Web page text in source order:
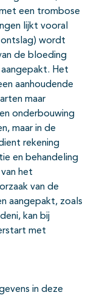
een trombose
lijkt vooral
ontslag) wordt
de bloeding
Het
aanhoudende
maar
onderbouwing
maar in de
rekening
en behandeling
het
van de
aangepakt, zoals
kan bij
met
in deze